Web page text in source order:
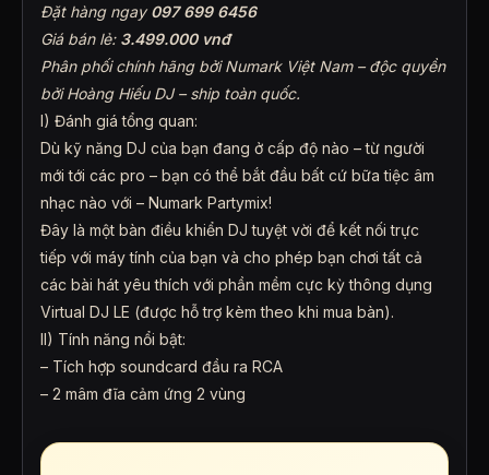
Đặt hàng ngay097 699 6456
Giá bán lẻ: 3.499.000 vnđ
Phân phối chính hãng bởi Numark Việt Nam – độc quyền
bởi Hoàng Hiếu DJ – ship toàn quốc.
I) Đánh giá tổng quan:
Dù kỹ năng DJ của bạn đang ở cấp độ nào – từ người
mới tới các pro – bạn có thể bắt đầu bất cứ bữa tiệc âm
nhạc nào với – Numark Partymix!
Đây là một bàn điều khiển DJ tuyệt vời để kết nối trực
tiếp với máy tính của bạn và cho phép bạn chơi tất cả
các bài hát yêu thích với phần mềm cực kỳ thông dụng
Virtual DJ LE (được hỗ trợ kèm theo khi mua bàn).
II) Tính năng nổi bật:
– Tích hợp soundcard đầu ra RCA
– 2 mâm đĩa cảm ứng 2 vùng